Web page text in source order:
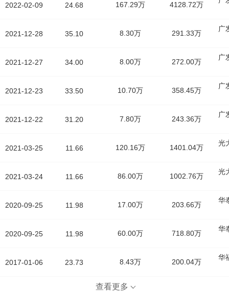
2022-02-09
2021-12-28
2021-12-27
2021-12-23
2021-12-22
2021-03-25
2021-03-24
2020-09-25
2020-09-25
2017-01-06
24.68 167.29万 4128.72万
35.10 8.30万 291.33万
广
34.00 8.00万 272.00万
广
33.50 10.70万 358.45万
广
31.20 7.80万 243.36万
广
11.66 120.16万 1401.04万
光
11.66 86.00万 1002.76万
光
11.98 17.00万 203.66万
华
11.98 60.00万 718.80万
华
23.73 8.43万 200.04万
华
查看更多